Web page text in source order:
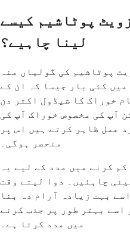
پوٹاشیم کیسے
لینا چاہیے؟
پوٹاشیم کی گولیاں منہ
کئی بار جیسا کہ ان کے
خوراک کا شیڈول اکثر دن
لیکن آپ کی مخصوص خوراک آپ کی
عمل ظاہر کرتے ہیں اس پر
منحصر ہوگی۔
کرنے میں مدد کے لیے یہ
چاہئیں۔ دوا لیتے وقت
بہت زیادہ آرام دہ بنا
اسے بہتر طور پر جذب کرنے
میں مدد کرتا ہے۔